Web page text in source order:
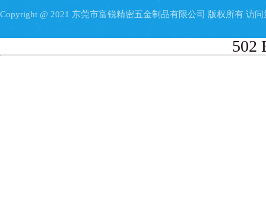
Copyright @ 2021 东莞市富锐精密五金制品有限公司 版权所有 访问
502